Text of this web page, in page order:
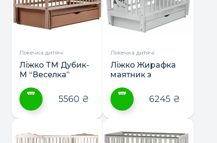
Параметри
можна
вибрати
сторінці
товару
Ліжечка дитячі
Ліжко ТМ Дубик-
М “Веселка”
шухлядою
має
5560 ₴
Ліжечка дитячі
Ліжко Жирафка
маятник з
Дубик-М
має
6245 ₴